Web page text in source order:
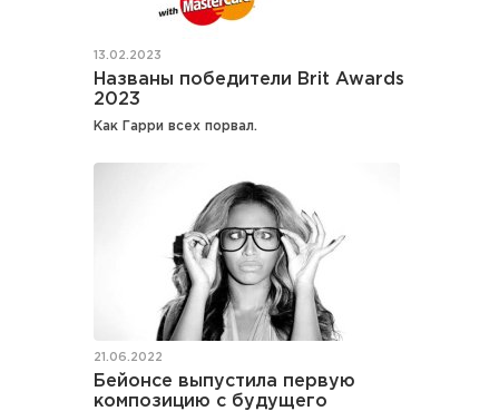
13.02.2023
Названы победители Brit Awards
2023
Как Гарри всех порвал.
21.06.2022
Бейонсе выпустила первую
композицию с будущего